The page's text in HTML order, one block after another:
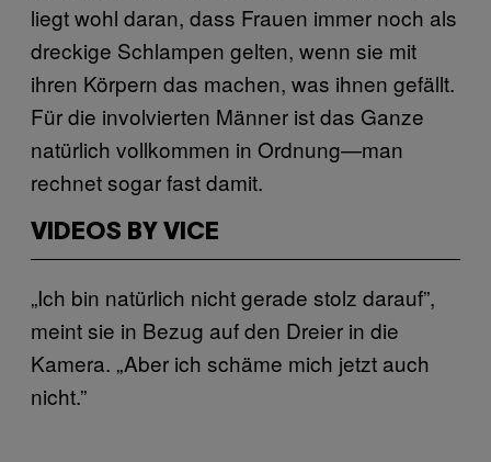
liegt wohl daran, dass Frauen immer noch als
dreckige Schlampen gelten, wenn sie mit
ihren Körpern das machen, was ihnen gefällt.
Für die involvierten Männer ist das Ganze
natürlich vollkommen in Ordnung—man
rechnet sogar fast damit.
VIDEOS BY VICE
„Ich bin natürlich nicht gerade stolz darauf”,
meint sie in Bezug auf den Dreier in die
Kamera. „Aber ich schäme mich jetzt auch
nicht.”